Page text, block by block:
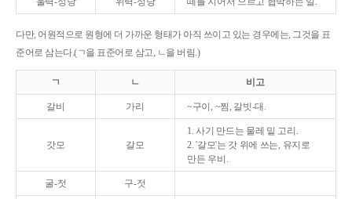
다만, 어원적으로 원형에 더 가까운 형태가 아직 쓰이고 있는 경우에는, 그것을 표
준어로 삼는다.(ㄱ을 표준어로 삼고, ㄴ을 버림.)
ㄱ ㄴ 비고
갈비 가리 ~구이, ~찜, 갈빗-대.
갓모 갈모
1. 사기 만드는 물레 밑 고리.
2. '갈모'는 갓 위에 쓰는, 유지로
만든 우비.
굴-젓 구-젓